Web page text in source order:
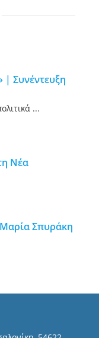
| Συνέντευξη
...
Νέα
Σπυράκη